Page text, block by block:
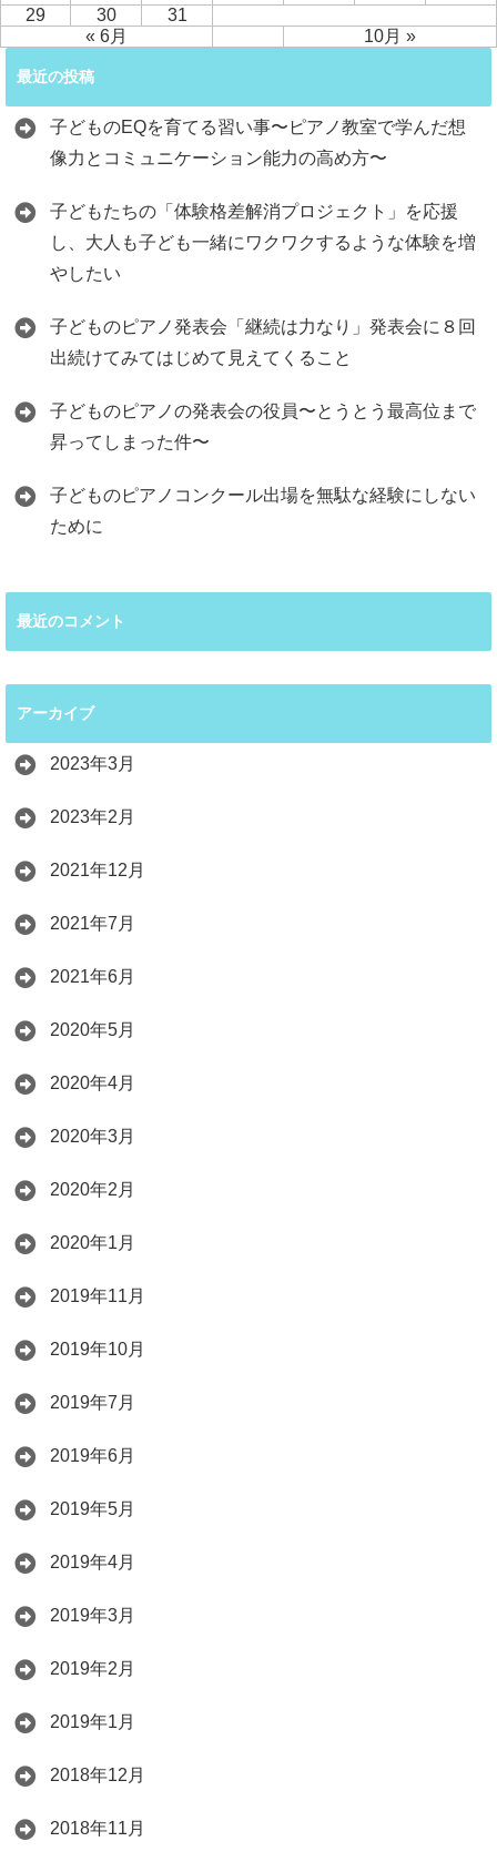
« 6月 10月 »
29
30 31
最近の投稿
子どものEQを育てる習い事〜ピアノ教室で学んだ想
像力とコミュニケーション能力の高め方〜
子どもたちの「体験格差解消プロジェクト」を応援
し、大人も子ども一緒にワクワクするような体験を増
やしたい
子どものピアノ発表会「継続は力なり」発表会に８回
出続けてみてはじめて見えてくること
子どものピアノの発表会の役員〜とうとう最高位まで
昇ってしまった件〜
子どものピアノコンクール出場を無駄な経験にしない
ために
最近のコメント
アーカイブ
2023年3月
2023年2月
2021年12月
2021年7月
2021年6月
2020年5月
2020年4月
2020年3月
2020年2月
2020年1月
2019年11月
2019年10月
2019年7月
2019年6月
2019年5月
2019年4月
2019年3月
2019年2月
2019年1月
2018年12月
2018年11月